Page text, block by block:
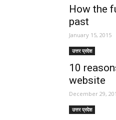
How the
past
January 15, 2015
उत्तर प्रदेश
10
website
December 29,
उत्तर प्रदेश